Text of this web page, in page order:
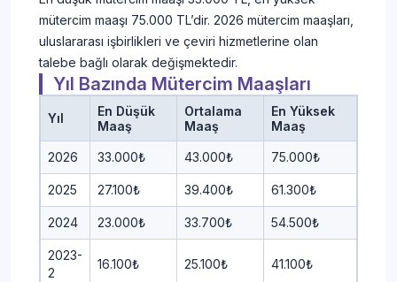
mütercim maaşı 75.000 TL’dir. 2026 mütercim maaşları,
uluslararası işbirlikleri ve çeviri hizmetlerine olan
talebe bağlı olarak değişmektedir.
Yıl Bazında Mütercim Maaşları
Yıl
En Düşük
Maaş
Ortalama
Maaş
En Yüksek
Maaş
2026 33.000₺ 43.000₺ 75.000₺
2025 27.100₺ 39.400₺ 61.300₺
2024 23.000₺ 33.700₺ 54.500₺
2023-
2
16.100₺ 25.100₺ 41.100₺